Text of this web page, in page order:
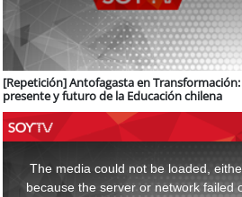
[Repetición] Antofagasta en Transformación:
presente y futuro de la Educación chilena
window.
The media could not be loaded,
because the server or network failed